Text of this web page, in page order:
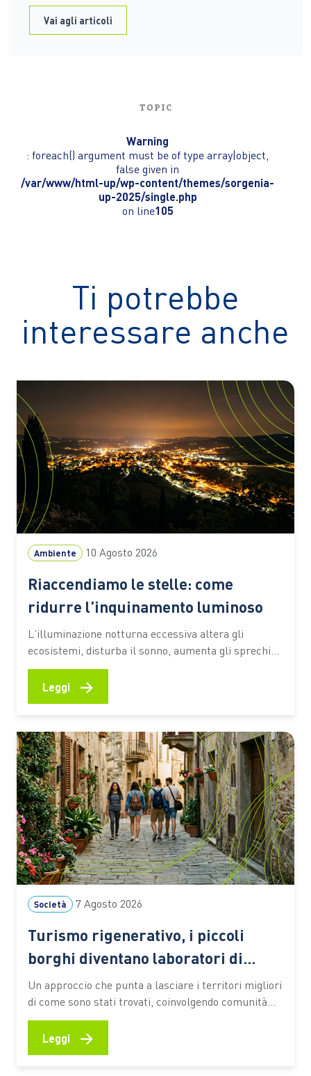
Vai agli articoli
TOPIC
Warning
: foreach() argument must be of type array|object,
false given in
/var/www/html-up/wp-content/themes/sorgenia-
up-2025/single.php
on line105
Ti potrebbe
interessare anche
Ambiente 10 Agosto 2026
Riaccendiamo le stelle: come
ridurre l’inquinamento luminoso
L’illuminazione notturna eccessiva altera gli
ecosistemi, disturba il sonno, aumenta gli sprechi
energetici e cancella il cielo. Dalle lampade
schermate ai sensori di movimento, anche le scelte
Via Lattea diventa sempre più difficile: per milioni…
Leggi →
Società 7 Agosto 2026
Turismo rigenerativo, i piccoli
borghi diventano laboratori di
rinascita
Un approccio che punta a lasciare i territori migliori
di come sono stati trovati, coinvolgendo comunità
locali, imprese e visitatori nella valorizzazione delle
identità culturali e nella creazione di nuove
Leggi →